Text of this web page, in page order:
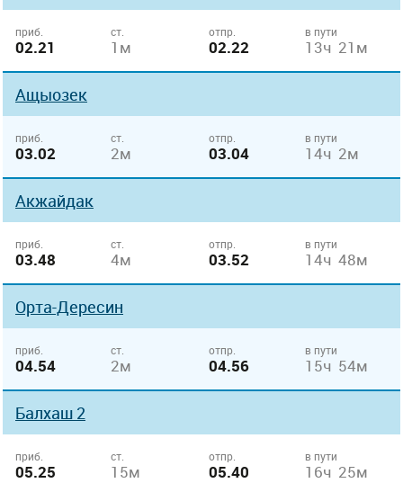
приб.
02.21
ст.
1м
отпр.
02.22
в пути
13ч 21м
Ащыозек
приб.
03.02
ст.
2м
отпр.
03.04
в пути
14ч 2м
Акжайдак
приб.
03.48
ст.
4м
отпр.
03.52
в пути
14ч 48м
Орта-Дересин
приб.
04.54
ст.
2м
отпр.
04.56
в пути
15ч 54м
Балхаш 2
приб.
05.25
ст.
15м
отпр.
05.40
в пути
16ч 25м